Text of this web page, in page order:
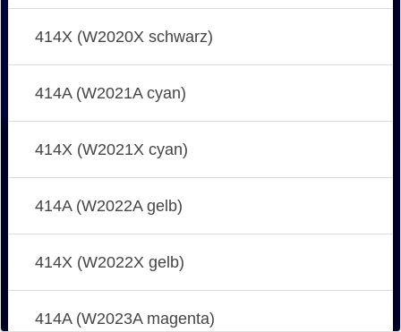
414X (W2020X schwarz)
414A (W2021A cyan)
414X (W2021X cyan)
414A (W2022A gelb)
414X (W2022X gelb)
414A (W2023A magenta)